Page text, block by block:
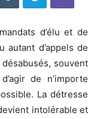
d’élu et de
autant d’appels de
souvent
de n’importe
La détresse
intolérable et